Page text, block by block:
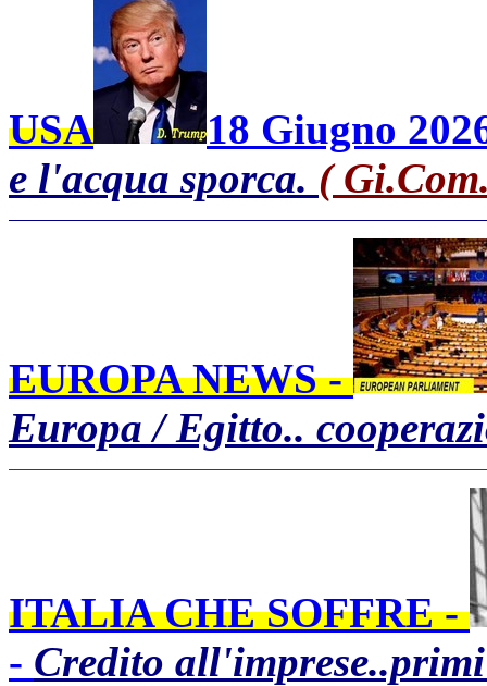
USA
18 Giugno
e l'acqua sporca. (
EUROPA NEWS -
Europa / Egitto..
ITALIA CHE SOFFRE -
- Credito